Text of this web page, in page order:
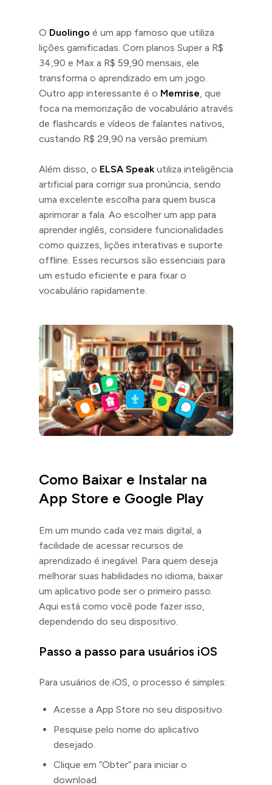
O Duolingo é um app famoso que utiliza
lições gamificadas. Com planos Super a R$
34,90 e Max a R$ 59,90 mensais, ele
transforma o aprendizado em um jogo.
Outro app interessante é o Memrise , que
foca na memorização de vocabulário através
de flashcards e vídeos de falantes nativos,
custando R$ 29,90 na versão premium.
Além disso, o ELSA Speak utiliza inteligência
artificial para corrigir sua pronúncia, sendo
uma excelente escolha para quem busca
aprimorar a fala. Ao escolher um app para
aprender inglês, considere funcionalidades
como quizzes, lições interativas e suporte
offline. Esses recursos são essenciais para
um estudo eficiente e para fixar o
vocabulário rapidamente.
Como Baixar e Instalar na
App Store e Google Play
Em um mundo cada vez mais digital, a
facilidade de acessar recursos de
aprendizado é inegável. Para quem deseja
melhorar suas habilidades no idioma, baixar
um aplicativo pode ser o primeiro passo.
Aqui está como você pode fazer isso,
dependendo do seu dispositivo.
Passo a passo para usuários iOS
Para usuários de iOS, o processo é simples:
Acesse a App Store no seu dispositivo.
Pesquise pelo nome do aplicativo
desejado.
Clique em “Obter” para iniciar o
download.